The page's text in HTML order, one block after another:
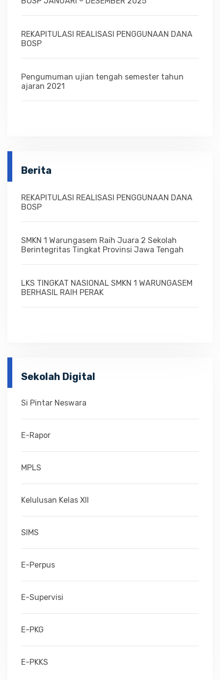
REKAPITULASI REALISASI PENGGUNAAN DANA
BOSP
Pengumuman ujian tengah semester tahun
ajaran 2021
Berita
REKAPITULASI REALISASI PENGGUNAAN DANA
BOSP
SMKN 1 Warungasem Raih Juara 2 Sekolah
Berintegritas Tingkat Provinsi Jawa Tengah
LKS TINGKAT NASIONAL SMKN 1 WARUNGASEM
BERHASIL RAIH PERAK
Sekolah Digital
Si Pintar Neswara
E-Rapor
MPLS
Kelulusan Kelas XII
SIMS
E-Perpus
E-Supervisi
E-PKG
E-PKKS